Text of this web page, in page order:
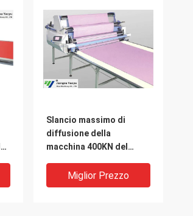
Slancio massimo di
diffusione della
macchina 400KN del
tessuti camicia/del
legame
Miglior Prezzo